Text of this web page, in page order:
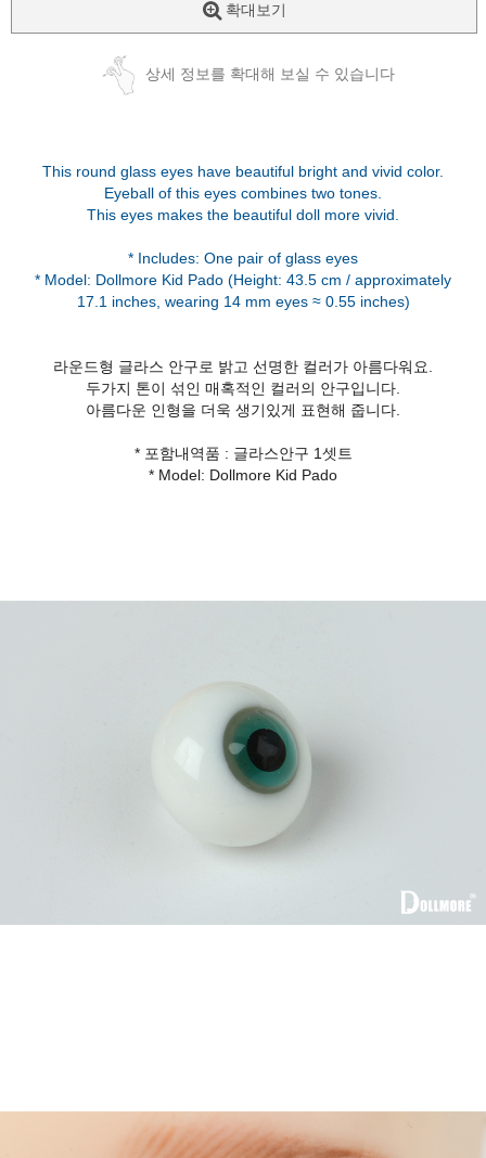
확대보기
상세 정보를 확대해 보실 수 있습니다
This round glass eyes have beautiful bright and vivid color.
Eyeball of this eyes combines two tones.
This eyes makes the beautiful doll more vivid.
* Includes: One pair of glass eyes
* Model: Dollmore Kid Pado (Height: 43.5 cm / approximately
라운드형 글라스 안구로 밝고 선명한 컬러가 아름다워요.
두가지 톤이 섞인 매혹적인 컬러의 안구입니다.
아름다운 인형을 더욱 생기있게 표현해 줍니다.
* 포함내역품 : 글라스안구 1셋트
* Model: Dollmore Kid Pado